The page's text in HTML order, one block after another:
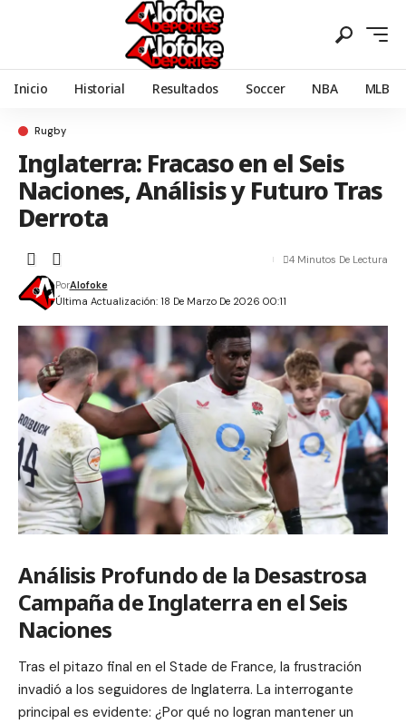
Inicio Historial Resultados Soccer NBA MLB
Rugby
Inglaterra: Fracaso en el Seis
Naciones, Análisis y Futuro Tras
Derrota
Última Actualización: 18 De Marzo De 2026 00:11
PorAlofoke
4 Minutos De Lectura
Análisis Profundo de la Desastrosa
Campaña de Inglaterra en el Seis
Naciones
Tras el pitazo final en el Stade de France, la frustración
invadió a los seguidores de Inglaterra. La interrogante
principal es evidente: ¿Por qué no logran mantener un